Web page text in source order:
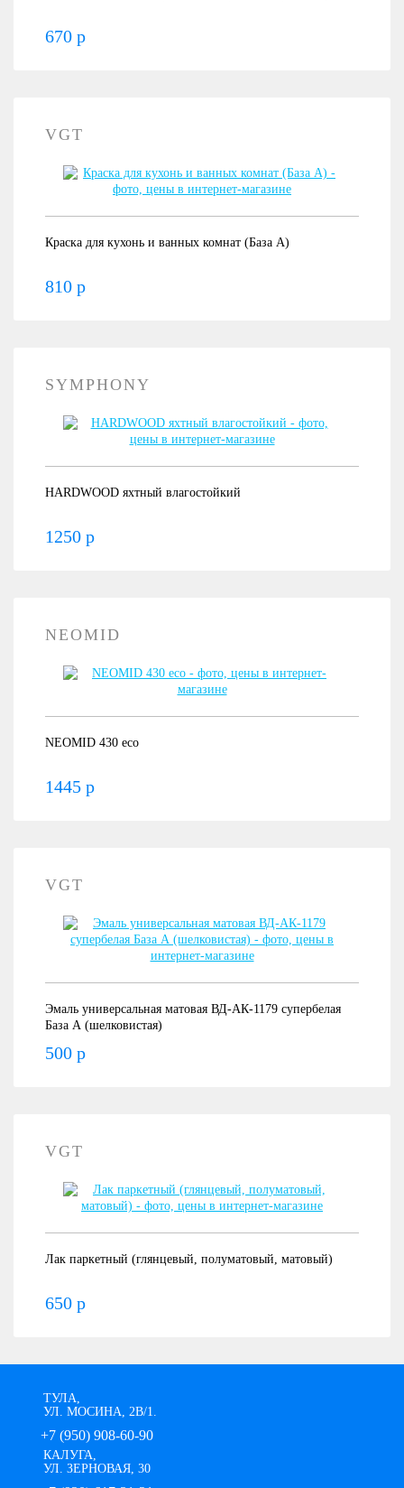
670 р
VGT
Краска для кухонь и ванных комнат (База А)
810 р
SYMPHONY
HARDWOOD яхтный влагостойкий
1250 р
NEOMID
NEOMID 430 eco
1445 р
VGT
Эмаль универсальная матовая ВД-АК-1179 супербелая
База А (шелковистая)
500 р
VGT
Лак паркетный (глянцевый, полуматовый, матовый)
650 р
ТУЛА,
УЛ. МОСИНА, 2В/1.
+7 (950) 908-60-90
КАЛУГА,
УЛ. ЗЕРНОВАЯ, 30